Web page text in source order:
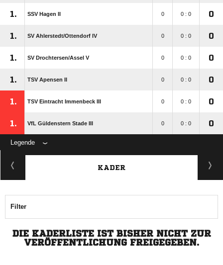
1. SSV Hagen II 0 0 : 0 0
1. SV Ahlerstedt/​Ottendorf IV 0 0 : 0 0
1. SV Drochtersen/​Assel V 0 0 : 0 0
1. TSV Apensen II 0 0 : 0 0
1. TSV Eintracht Immenbeck III 0 0 : 0 0
1. VfL Güldenstern Stade III 0 0 : 0 0
Legende
KADER
Filter
DIE KADERLISTE IST BISHER NICHT ZUR
VERÖFFENTLICHUNG FREIGEGEBEN.